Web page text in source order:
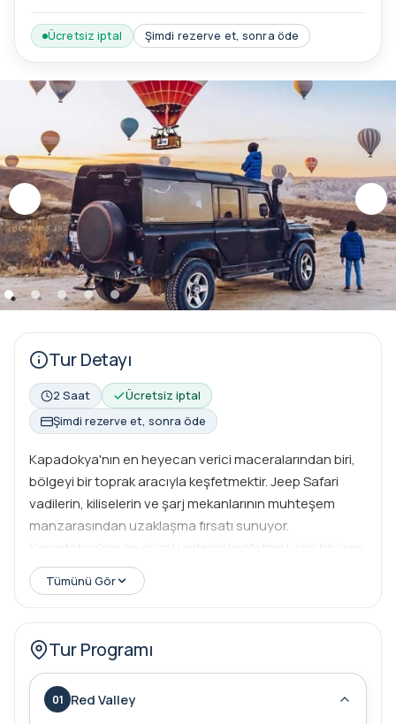
Tur Detayı
2 Saat
Ücretsiz iptal
Şimdi rezerve et, sonra öde
Kapadokya'nın en heyecan verici maceralarından biri,
bölgeyi bir toprak aracıyla keşfetmektir. Jeep Safari
vadilerin, kiliselerin ve şarj mekanlarının muhteşem
manzarasından uzaklaşma fırsatı sunuyor.
Kapadokya'nın en güzel yerlerini keşfetmek için bir jeep
safari turuna katılın, muhteşem vadilerini ve kiliselerini
görün ve hayatınızda unutulmaz bir deneyim yaşayın.
mükemmel bir deneyime sahip olmalısınız.
Tümünü Gör
Tur Programı
01 Red Valley
Ücretsiz iptal Şimdi rezerve et, sonra öde